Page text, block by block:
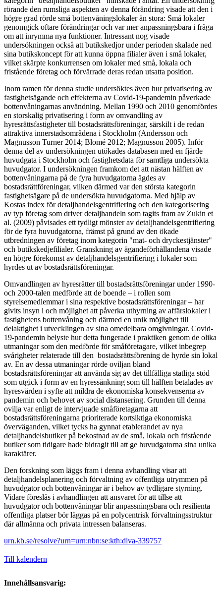
rörande den rumsliga aspekten av denna förändring visade att den i
högre grad rörde små bottenvåningslokaler än stora: Små lokaler
genomgick oftare förändringar och var mer anpassningsbara i fråga
om att inrymma nya funktioner. Intressant nog visade
undersökningen också att butikskedjor under perioden skalade ned
sina butikskoncept för att kunna öppna filialer även i små lokaler,
vilket skärpte konkurrensen om lokaler med små, lokala och
fristående företag och förvärrade deras redan utsatta position.
Inom ramen för denna studie undersöktes även hur privatisering av
fastighetsägande och effekterna av Covid-19-pandemin påverkade
bottenvåningarnas användning. Mellan 1990 och 2010 genomfördes
en storskalig privatisering i form av omvandling av
hyresrättsfastigheter till bostadsrättsföreningar, särskilt i de redan
attraktiva innerstadsområdena i Stockholm (Andersson och
Magnusson Turner 2014; Blomé 2012; Magnusson 2005). Inför
denna del av undersökningen utökades databasen med en fjärde
huvudgata i Stockholm och fastighetsdata för samtliga undersökta
huvudgator. I undersökningen framkom det att nästan hälften av
bottenvåningarna på de fyra huvudgatorna ägdes av
bostadsrättföreningar, vilken därmed var den största kategorin
fastighetsägare på de undersökta huvudgatorna. Med hjälp av
Kostas index för detaljhandelsgentrifiering och den kategorisering
av typ företag som driver detaljhandeln som tagits fram av Zukin et
al. (2009) påvisades ett tydligt mönster av detaljhandelsgentrifiering
för de fyra huvudgatorna, främst på grund av den ökade
utbredningen av företag inom kategorin "mat- och dryckestjänster"
och butikskedjefilialer. Granskning av ägandeförhållandena visade
en högre förekomst av detaljhandelsgentrifiering i lokaler som
hyrdes ut av bostadsrättsföreningar.
Omvandlingen av hyresrätter till bostadsrättsföreningar under 1990-
och 2000-talen medförde att de boende – i rollen som
styrelsemedlemmar i sina respektive bostadsrättsföreningar – har
givits insyn i och möjlighet att påverka uthyrning av affärslokaler i
fastighetens bottenvåning och därmed en unik möjlighet till
delaktighet i utvecklingen av sina omedelbara omgivningar. Covid-
19-pandemin belyste hur detta fungerade i praktiken genom de olika
utmaningar som den medförde för småföretagare, vilket inbegrep
svårigheter relaterade till den bostadsrättsförening de hyrde sin lokal
av. En av dessa utmaningar rörde oviljan bland
bostadsrättsföreningar att använda sig av det tillfälliga statliga stöd
som utgick i form av en hyressänkning som till hälften betalades av
hyresvärden i syfte att mildra de ekonomiska konsekvenserna av
pandemin och behovet av social distansering. Grunden till denna
ovilja var enligt de intervjuade småföretagarna att
bostadsrättsföreningarna prioriterade kortsiktiga ekonomiska
överväganden, vilket tycks ha gynnat etablerandet av nya
detaljhandelsbutiker på bekostnad av de små, lokala och fristående
butiker som tidigare hade bidragit till att ge huvudgatorna sina unika
karaktärer.
Den forskning som läggs fram i denna avhandling visar att
detaljhandelsplanering och förvaltning av offentliga utrymmen på
huvudgator och bottenvåningar är i behov av tydligare styrning.
Vidare föreslås i avhandlingen att ansvaret för att tillse att
huvudgator och bottenvåningar blir anpassningsbara och resilienta
offentliga platser bör läggas på en polycentrisk förvaltningsstruktur
där allmänna och privata intressen balanseras.
urn.kb.se/resolve?urn=urn:nbn:se:kth:diva-339757
Till kalendern
Innehållsansvarig: